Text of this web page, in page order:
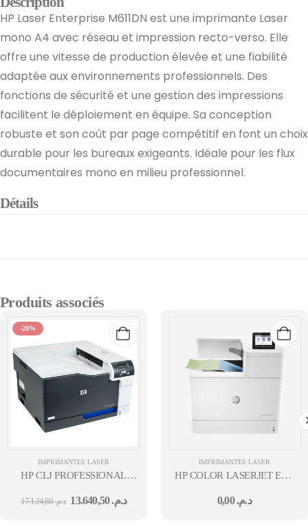
HP Laser Enterprise M611DN est une imprimante Laser
mono A4 avec réseau et impression recto-verso. Elle
offre une vitesse de production élevée et une fiabilité
adaptée aux environnements professionnels. Des
fonctions de sécurité et une gestion des impressions
facilitent le déploiement en équipe. Sa conception
robuste et son coût par page compétitif en font un choix
durable pour les bureaux exigeants. Idéale pour les flux
documentaires mono en milieu professionnel.
Détails
Produits associés
-20%
IMPRIMANTES LASER
HP CLJ PROFESSIONAL
600X600DPI-540MHZ
د.م.17.124,80 د.م.13.640,50
IMPRIMANTES LASER
HP COLOR LASERJET ENT
د.م.0,00